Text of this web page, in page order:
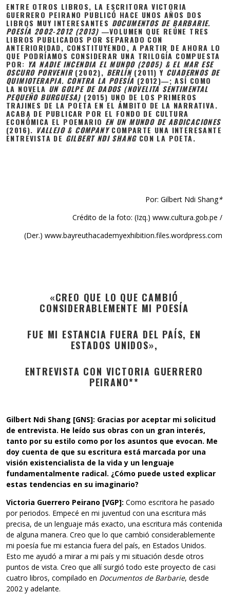
ENTRE OTROS LIBROS, LA ESCRITORA VICTORIA
GUERRERO PEIRANO PUBLICÓ HACE UNOS AÑOS DOS
LIBROS MUY INTERESANTES DOCUMENTOS DE BARBARIE.
POESÍA 2002-2012 (2013) ―VOLUMEN QUE REÚNE TRES
LIBROS PUBLICADOS POR SEPARADO CON
ANTERIORIDAD, CONSTITUYENDO, A PARTIR DE AHORA LO
QUE PODRÍAMOS CONSIDERAR UNA TRILOGÍA COMPUESTA
POR: YA NADIE INCENDIA EL MUNDO (2005) & EL MAR ESE
OSCURO PORVENIR(2002), BERLÍN(2011) Y CUADERNOS DE
QUIMIOTERAPIA. CONTRA LA POESÍA(2012)―; ASÍ COMO
LA NOVELA UN GOLPE DE DADOS (NOVELITA SENTIMENTAL
PEQUEÑO BURGUESA) (2015) UNO DE LOS PRIMEROS
TRAJINES DE LA POETA EN EL ÁMBITO DE LA NARRATIVA.
ACABA DE PUBLICAR POR EL FONDO DE CULTURA
ECONÓMICA EL POEMARIO EN UN MUNDO DE ABDICACIONES
(2016). VALLEJO & COMPANYCOMPARTE UNA INTERESANTE
ENTREVISTA DE GILBERT NDI SHANGCON LA POETA.
Por: Gilbert Ndi Shang*
Crédito de la foto: (Izq.) www.cultura.gob.pe /
(Der.) www.bayreuthacademyexhibition.files.wordpress.com
«CREO QUE LO QUE CAMBIÓ
CONSIDERABLEMENTE MI POESÍA
FUE MI ESTANCIA FUERA DEL PAÍS, EN
ESTADOS UNIDOS»,
ENTREVISTA CON VICTORIA GUERRERO
PEIRANO**
Gilbert Ndi Shang [GNS]: Gracias por aceptar mi solicitud
de entrevista. He leído sus obras con un gran interés,
tanto por su estilo como por los asuntos que evocan. Me
doy cuenta de que su escritura está marcada por una
visión existencialista de la vida y un lenguaje
fundamentalmente radical. ¿Cómo puede usted explicar
estas tendencias en su imaginario?
Victoria Guerrero Peirano [VGP]: Como escritora he pasado
por periodos. Empecé en mi juventud con una escritura más
precisa, de un lenguaje más exacto, una escritura más contenida
de alguna manera. Creo que lo que cambió considerablemente
mi poesía fue mi estancia fuera del país, en Estados Unidos.
Esto me ayudó a mirar a mi país y mi situación desde otros
puntos de vista. Creo que allí surgió todo este proyecto de casi
cuatro libros, compilado en Documentos de Barbarie, desde
2002 y adelante.